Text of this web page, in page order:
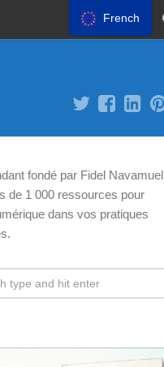
fondé par Fidel Navamuel
de 1 000 ressources pour
dans vos pratiques
French